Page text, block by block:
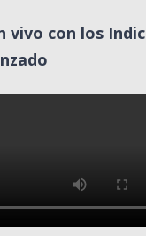
vivo con los